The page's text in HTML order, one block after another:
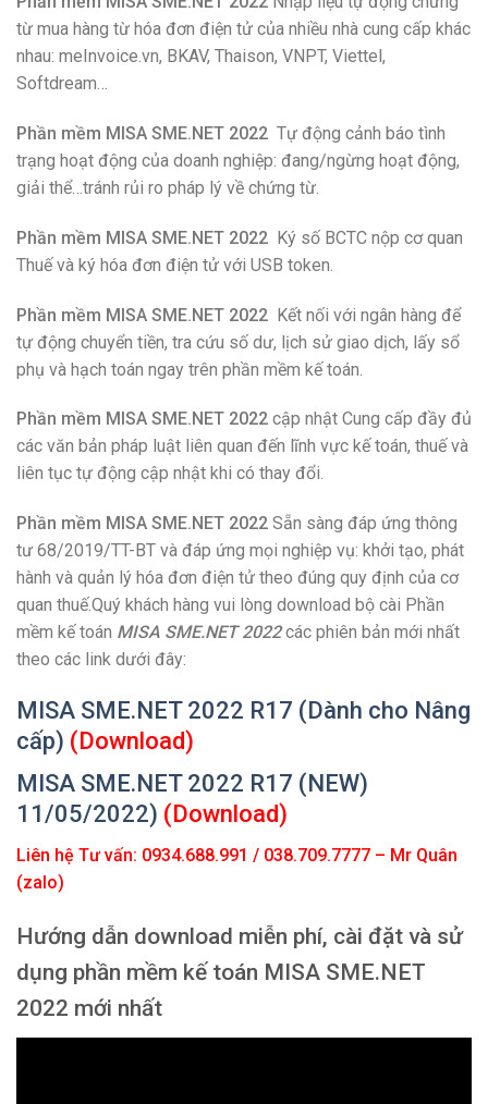
từ mua hàng từ hóa đơn điện tử của nhiều nhà cung cấp khác
nhau: meInvoice.vn, BKAV, Thaison, VNPT, Viettel,
Softdream…
Phần mềm MISA SME.NET 2022 Tự động cảnh báo tình
trạng hoạt động của doanh nghiệp: đang/ngừng hoạt động,
giải thể…tránh rủi ro pháp lý về chứng từ.
Phần mềm MISA SME.NET 2022 Ký số BCTC nộp cơ quan
Thuế và ký hóa đơn điện tử với USB token.
Phần mềm MISA SME.NET 2022 Kết nối với ngân hàng để
tự động chuyển tiền, tra cứu số dư, lịch sử giao dịch, lấy sổ
phụ và hạch toán ngay trên phần mềm kế toán.
Phần mềm MISA SME.NET 2022 cập nhật Cung cấp đầy đủ
các văn bản pháp luật liên quan đến lĩnh vực kế toán, thuế và
liên tục tự động cập nhật khi có thay đổi.
Phần mềm MISA SME.NET 2022 Sẵn sàng đáp ứng thông
tư 68/2019/TT-BT và đáp ứng mọi nghiệp vụ: khởi tạo, phát
hành và quản lý hóa đơn điện tử theo đúng quy định của cơ
quan thuế.Quý khách hàng vui lòng download bộ cài Phần
mềm kế toán MISA SME.NET 2022 các phiên bản mới nhất
theo các link dưới đây:
MISA SME.NET 2022 R17 (Dành cho Nâng
cấp) (Download)
MISA SME.NET 2022 R17 (NEW)
11/05/2022) (Download)
Liên hệ Tư vấn: 0934.688.991 / 038.709.7777 – Mr Quân
(zalo)
Hướng dẫn download miễn phí, cài đặt và sử
dụng phần mềm kế toán MISA SME.NET
2022 mới nhất